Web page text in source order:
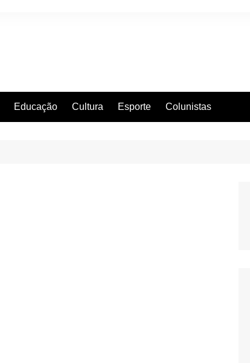
Educação Cultura Esporte Colunistas